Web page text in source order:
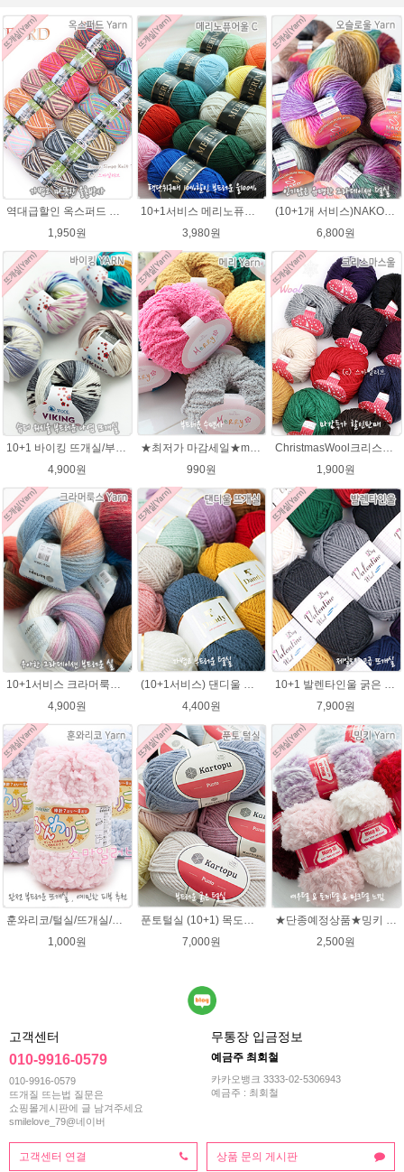
역대급할인 옥스퍼드 나염뜨개실 털실
1,950원
10+1서비스 메리노퓨어울 C 손뜨개질 털실 뜨개실 블랭킷뜨기실
3,980원
(10+1개 서비스)NAKO 오슬로울 그라데이션 털실 Oslo wool 뜨개실 나코오슬로울실
6,800원
10+1 바이킹 뜨개실/부드러운 나염 아기털실 목도리실 Viking Yarn
4,900원
★최저가 마감세일★merry메리/털실/수면뜨개실/뜨개질실/손뜨개실/목도리털실
990원
ChristmasWool크리스마스울 털실 손뜨개 뜨개질 뜨개실
1,900원
4,900원
4,400원
7,900원
훈와리코/털실/뜨개실/뜨개질실/손뜨개실/목도리털실/뜨게실/뜨게질/손뜨개질실
1,000원
푼토털실 (10+1) 목도리 푼토뜨개실 부드러운실
7,000원
★단종예정상품★밍키 뜨개실/ 여우실/토끼실/밍키실/페이크퍼 얀
2,500원
고객센터
010-9916-0579
010-9916-0579
뜨개질 뜨는법 질문은
쇼핑몰게시판에 글 남겨주세요
smilelove_79@네이버
무통장 입금정보
예금주 최회철
카카오뱅크 3333-02-5306943
예금주 : 최회철
고객센터 연결 상품 문의 게시판